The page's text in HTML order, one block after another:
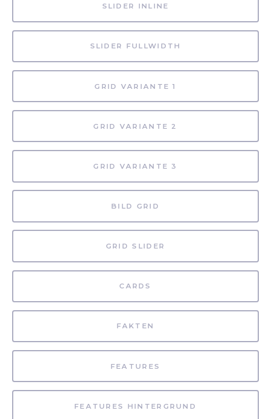
SLIDER INLINE
SLIDER FULLWIDTH
GRID VARIANTE 1
GRID VARIANTE 2
GRID VARIANTE 3
BILD GRID
GRID SLIDER
CARDS
FAKTEN
FEATURES
FEATURES HINTERGRUND